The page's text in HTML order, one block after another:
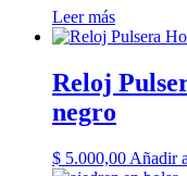
Leer más
Reloj
negro
$ 5.000,00 Añadir